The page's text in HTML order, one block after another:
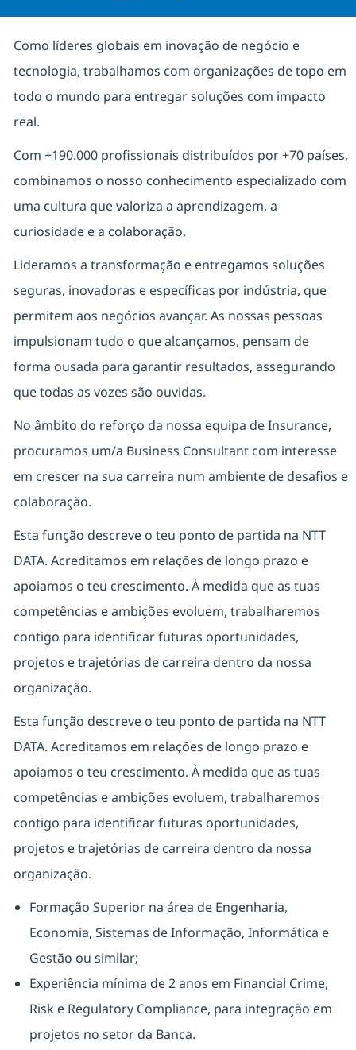
Como líderes globais em inovação de negócio e
tecnologia, trabalhamos com organizações de topo em
todo o mundo para entregar soluções com impacto
real.
Com +190.000 profissionais distribuídos por +70 países,
combinamos o nosso conhecimento especializado com
uma cultura que valoriza a aprendizagem, a
curiosidade e a colaboração.
Lideramos a transformação e entregamos soluções
seguras, inovadoras e específicas por indústria, que
permitem aos negócios avançar. As nossas pessoas
impulsionam tudo o que alcançamos, pensam de
forma ousada para garantir resultados, assegurando
que todas as vozes são ouvidas.
No âmbito do reforço da nossa equipa de Insurance,
procuramos um/a Business Consultant com interesse
em crescer na sua carreira num ambiente de desafios e
colaboração.
Esta função descreve o teu ponto de partida na NTT
DATA. Acreditamos em relações de longo prazo e
apoiamos o teu crescimento. À medida que as tuas
competências e ambições evoluem, trabalharemos
contigo para identificar futuras oportunidades,
projetos e trajetórias de carreira dentro da nossa
organização.
Esta função descreve o teu ponto de partida na NTT
DATA. Acreditamos em relações de longo prazo e
apoiamos o teu crescimento. À medida que as tuas
competências e ambições evoluem, trabalharemos
contigo para identificar futuras oportunidades,
projetos e trajetórias de carreira dentro da nossa
organização.
Formação Superior na área de Engenharia,
Economia, Sistemas de Informação, Informática e
Gestão ou similar;
Experiência mínima de 2 anos em Financial Crime,
Risk e Regulatory Compliance, para integração em
projetos no setor da Banca.